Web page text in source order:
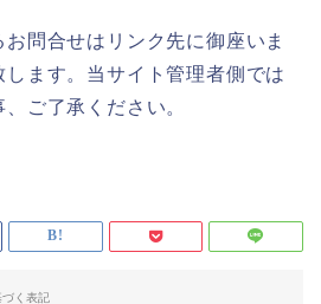
問合せはリンク先に御座いま
ます。当サイト管理者側では
ご了承ください。
く表記